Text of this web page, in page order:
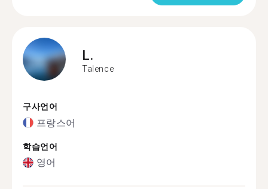
L.
Talence
구사언어
프랑스어
학습언어
영어